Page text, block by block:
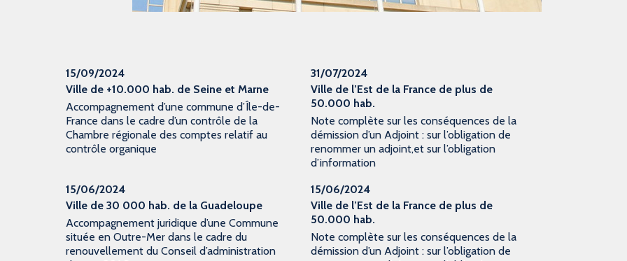
15/09/2024
Ville de +10.000 hab. de Seine et Marne
Accompagnement d’une commune d’Île-de-
France dans le cadre d’un contrôle de la
Chambre régionale des comptes relatif au
contrôle organique
31/07/2024
Ville de l’Est de la France de plus de
50.000 hab.
Note complète sur les conséquences de la
démission d’un Adjoint : sur l’obligation de
renommer un adjoint,et sur l’obligation
d’information
15/06/2024
Ville de 30 000 hab. de la Guadeloupe
Accompagnement juridique d’une Commune
située en Outre-Mer dans le cadre du
renouvellement du Conseil d’administration
15/06/2024
Ville de l’Est de la France de plus de
50.000 hab.
Note complète sur les conséquences de la
démission d’un Adjoint : sur l’obligation de